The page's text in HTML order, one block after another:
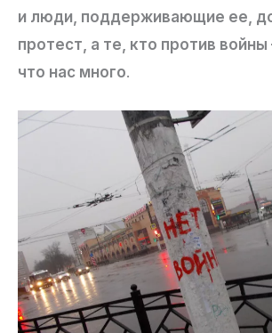
и люди, поддерживающие ее,
протест, а те, кто против войны
что нас много.